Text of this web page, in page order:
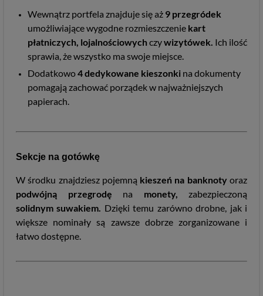
Wewnątrz portfela znajduje się aż 9 przegródek
umożliwiające wygodne rozmieszczenie kart
płatniczych, lojalnościowychczywizytówek. Ich ilość
sprawia, że wszystko ma swoje miejsce.
Dodatkowo4dedykowane kieszonki na dokumenty
pomagają zachować porządek w najważniejszych
papierach.
Sekcje na gotówkę
W środku znajdziesz pojemną kieszeń na banknotyoraz
podwójną przegrodę na monety, zabezpieczoną
solidnym suwakiem. Dzięki temu zarówno drobne, jak i
większe nominały są zawsze dobrze zorganizowane i
łatwo dostępne.